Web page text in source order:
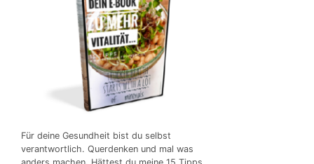
Für deine Gesundheit bist du selbst
verantwortlich. Querdenken und mal was